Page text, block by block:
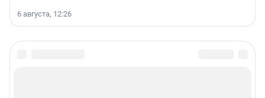
6 августа, 12:26